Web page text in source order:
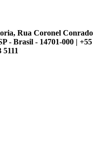
Rua Coronel Conrado
- Brasil - 14701-000 | +55
5111